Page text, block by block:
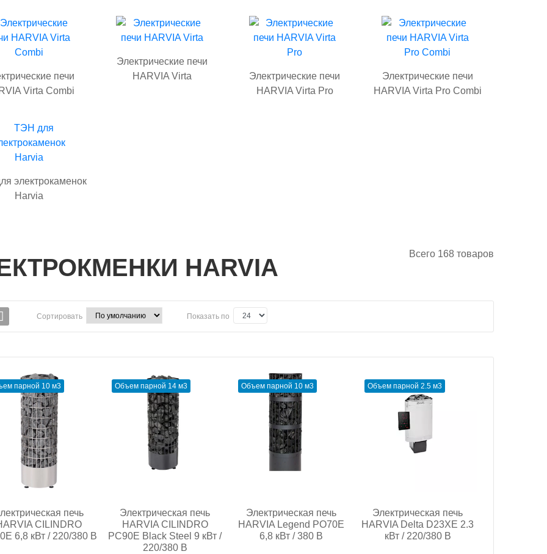
печи
Virta Combi
Электрические печи
HARVIA Virta
Электрические печи
HARVIA Virta Pro
Электрические печи
HARVIA Virta Pro Combi
электрокаменок
Harvia
HARVIA
Всего 168 товаров
Сортировать Показать по
парной 10 м3
печь
CILINDRO
6,8 кВт / 220/380 В
Объем парной 14 м3
Электрическая печь
HARVIA CILINDRO
PC90E Black Steel 9 кВт /
220/380 В
Объем парной 10 м3
Электрическая печь
HARVIA Legend PO70E
6,8 кВт / 380 В
Объем парной 2.5 м3
Электрическая печь
HARVIA Delta D23XE 2.3
кВт / 220/380 В